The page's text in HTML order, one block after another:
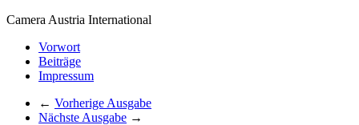
Camera Austria International
Vorwort
Beiträge
Impressum
← Vorherige Ausgabe
Nächste Ausgabe →